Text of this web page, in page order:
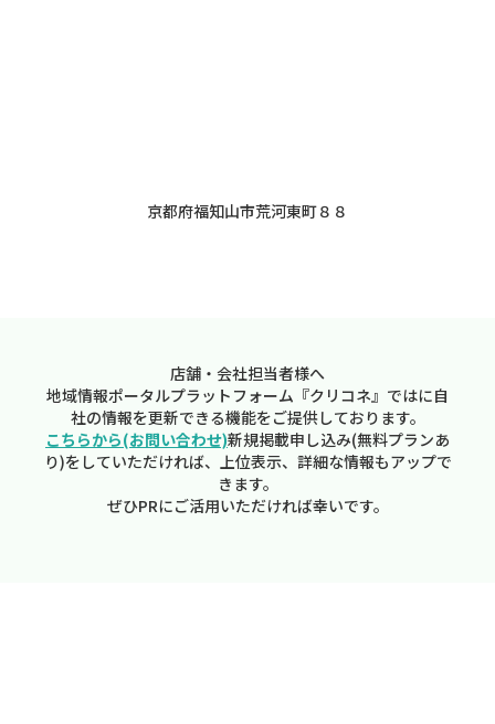
京都府福知山市荒河東町８８
店舗・会社担当者様へ
地域情報ポータルプラットフォーム『クリコネ』ではに自
社の情報を更新できる機能をご提供しております。
こちらから(お問い合わせ)新規掲載申し込み(無料プランあ
り)をしていただければ、上位表示、詳細な情報もアップで
きます。
ぜひPRにご活用いただければ幸いです。